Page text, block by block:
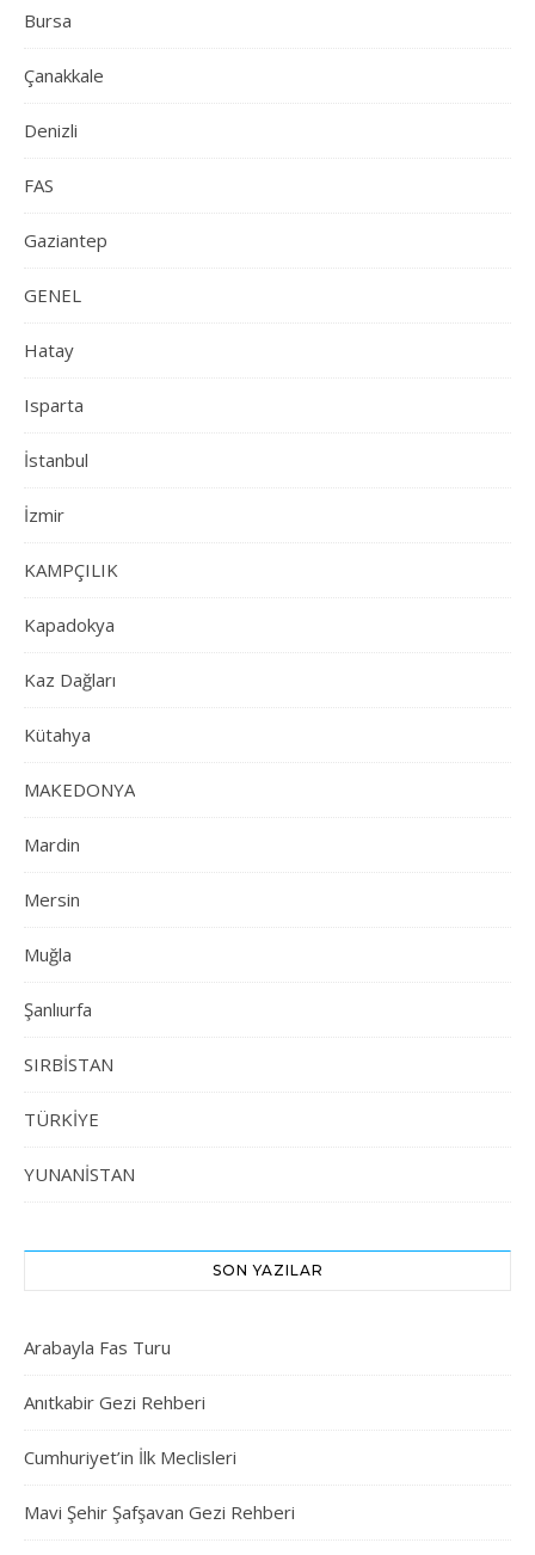
Bursa
Çanakkale
Denizli
FAS
Gaziantep
GENEL
Hatay
Isparta
İstanbul
İzmir
KAMPÇILIK
Kapadokya
Kaz Dağları
Kütahya
MAKEDONYA
Mardin
Mersin
Muğla
Şanlıurfa
SIRBİSTAN
TÜRKİYE
YUNANİSTAN
SON YAZILAR
Arabayla Fas Turu
Anıtkabir Gezi Rehberi
Cumhuriyet’in İlk Meclisleri
Mavi Şehir Şafşavan Gezi Rehberi